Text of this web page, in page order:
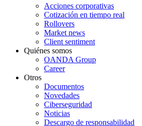
Acciones corporativas
Cotización en tiempo real
Rollovers
Market news
Client sentiment
Quiénes somos
OANDA Group
Career
Otros
Documentos
Novedades
Ciberseguridad
Noticias
Descargo de responsabilidad